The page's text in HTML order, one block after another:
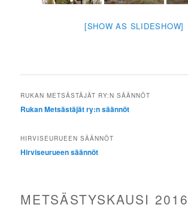
[SHOW AS SLIDESHOW]
RUKAN METSÄSTÄJÄT RY:N SÄÄNNÖT
Rukan Metsästäjät ry:n säännöt
HIRVISEURUEEN SÄÄNNÖT
Hirviseurueen säännöt
METSÄSTYSKAUSI 2016